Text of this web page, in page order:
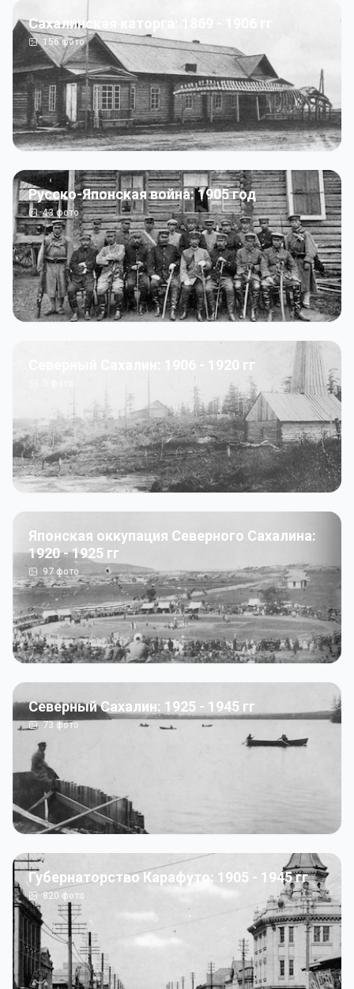
Сахалинская каторга: 1869 - 1906 гг
156фото
Русско-Японская война: 1905 год
43фото
Северный Сахалин: 1906 - 1920 гг
Японская оккупация Северного Сахалина:
1920 - 1925 гг
97 фото
Северный Сахалин: 1925 - 1945 гг
73фото
Губернаторство Карафуто: 1905 - 1945 гг
820 фото